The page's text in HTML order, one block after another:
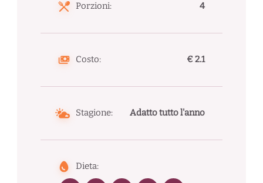
Porzioni: 4
Costo: € 2.1
Stagione: Adatto tutto l'anno
Dieta: